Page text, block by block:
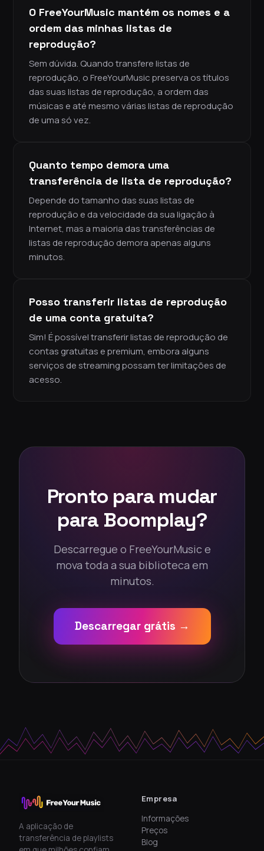
O FreeYourMusic mantém os nomes e a
ordem das minhas listas de
reprodução?
Sem dúvida. Quando transfere listas de
reprodução, o FreeYourMusic preserva os títulos
das suas listas de reprodução, a ordem das
músicas e até mesmo várias listas de reprodução
de uma só vez.
Quanto tempo demora uma
transferência de lista de reprodução?
Depende do tamanho das suas listas de
reprodução e da velocidade da sua ligação à
Internet, mas a maioria das transferências de
listas de reprodução demora apenas alguns
minutos.
Posso transferir listas de reprodução
de uma conta gratuita?
Sim! É possível transferir listas de reprodução de
contas gratuitas e premium, embora alguns
serviços de streaming possam ter limitações de
acesso.
Pronto para mudar
para Boomplay?
Descarregue o FreeYourMusic e
mova toda a sua biblioteca em
minutos.
Descarregar grátis →
A aplicação de
transferência de playlists
Empresa
Informações
Preços
Blog